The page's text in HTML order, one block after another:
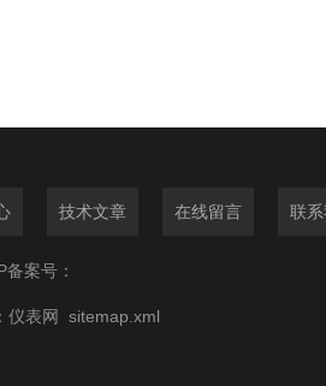
技术文章 在线留言 联
备案号：
仪表网 sitemap.xml